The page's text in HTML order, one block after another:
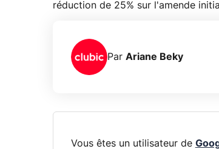
réduction de 25% sur l'amende
Par Ariane Beky
Vous êtes un utilisateur de